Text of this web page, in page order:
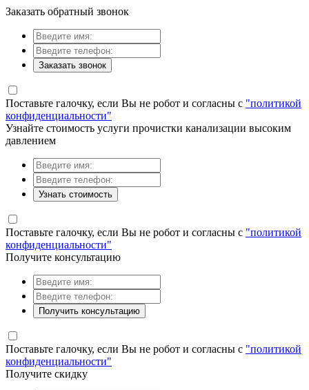
Заказать обратный звонок
Заказать звонок
Поставьте галочку, если Вы не робот и согласны с "политикой
конфиденциальности"
Узнайте стоимость услуги прочистки канализации высоким
давлением
Узнать стоимость
Поставьте галочку, если Вы не робот и согласны с "политикой
конфиденциальности"
Получите консультацию
Получить консультацию
Поставьте галочку, если Вы не робот и согласны с "политикой
конфиденциальности"
Получите скидку